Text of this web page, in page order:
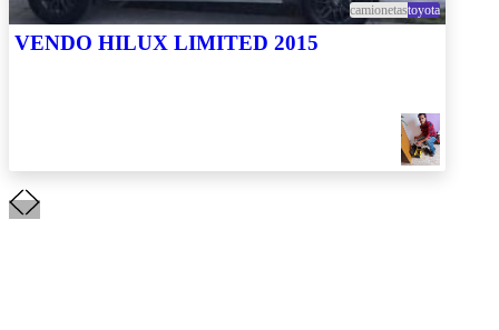
camionetastoyota
VENDO HILUX LIMITED 2015